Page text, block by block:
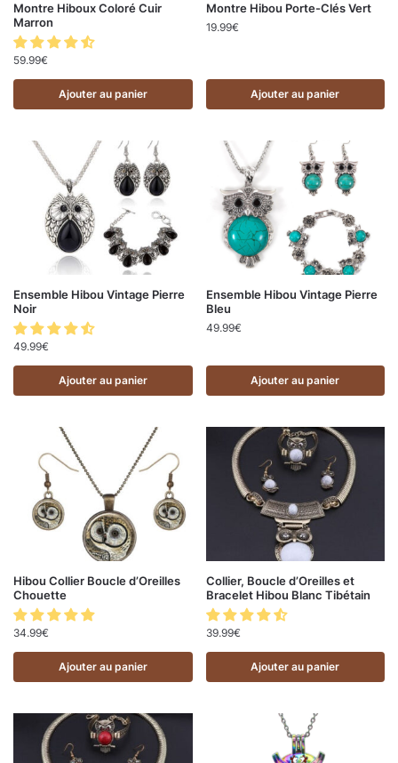
Montre Hiboux Coloré Cuir
Marron
59.99€
Ajouter au panier
Montre Hibou Porte-Clés Vert
19.99€
Ajouter au panier
Ensemble Hibou Vintage Pierre
Noir
49.99€
Ajouter au panier
Ensemble Hibou Vintage Pierre
Bleu
49.99€
Ajouter au panier
Hibou Collier Boucle d’Oreilles
Chouette
34.99€
Ajouter au panier
Collier, Boucle d’Oreilles et
Bracelet Hibou Blanc Tibétain
39.99€
Ajouter au panier